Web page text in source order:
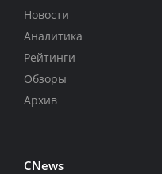
Новости
Аналитика
Рейтинги
Обзоры
Архив
CNews